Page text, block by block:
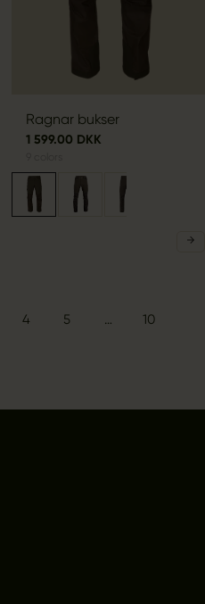
Ragnar bukser
1 599.00 DKK
4 5 … 10